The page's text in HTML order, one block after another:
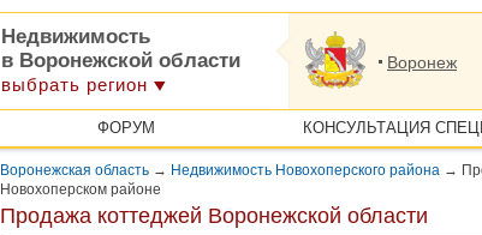
Недвижимость
в Воронежской области
выбрать регион
Воронеж
ФОРУМ КОНСУЛЬТАЦИЯ
Воронежская область → Недвижимость Новохоперского района →
Новохоперском районе
Продажа коттеджей Воронежской области